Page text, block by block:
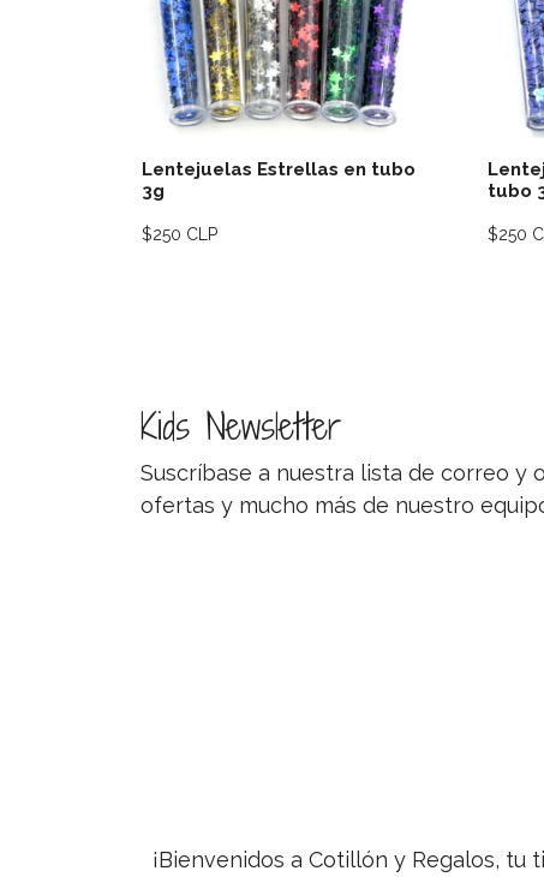
Lentejuelas Estrellas en tubo
3g
Ver detalles
$250 CLP
tubo
$250
Kids Newsletter
Suscríbase a nuestra lista de correo y
ofertas y mucho más de nuestro
¡Bienvenidos a Cotillón y Regalos,